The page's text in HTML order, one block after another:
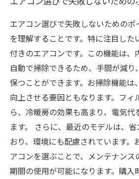
エアコン選びで失敗しないための
を理解することです。特に注目した
付きのエアコンです。この機能は、
自動で掃除できるため、手間が減り
保つことができます。お掃除機能は
向上させる要因ともなります。フィ
ら、冷暖房の効果も高まり、電気代
ます。 さらに、最近のモデルは、
おり、環境にも配慮されています。
アコンを選ぶことで、メンテナン
期間の使用が可能になります。購入